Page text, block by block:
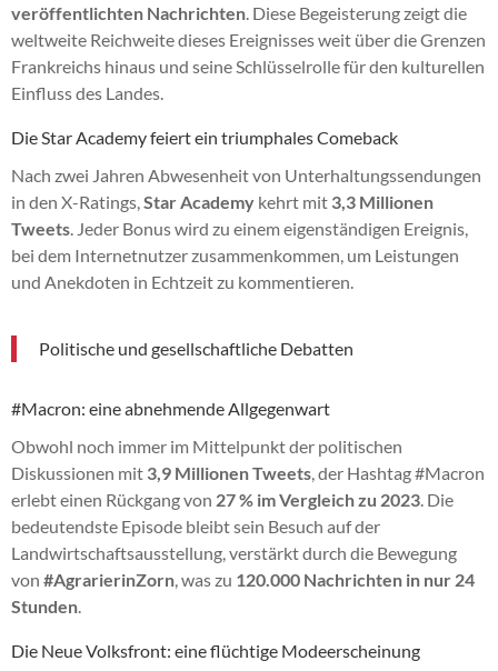
veröffentlichten Nachrichten . Diese Begeisterung zeigt die
weltweite Reichweite dieses Ereignisses weit über die Grenzen
Frankreichs hinaus und seine Schlüsselrolle für den kulturellen
Einfluss des Landes.
Die Star Academy feiert ein triumphales Comeback
Nach zwei Jahren Abwesenheit von Unterhaltungssendungen
in den X-Ratings, Star Academy kehrt mit 3,3 Millionen
Tweets . Jeder Bonus wird zu einem eigenständigen Ereignis,
bei dem Internetnutzer zusammenkommen, um Leistungen
und Anekdoten in Echtzeit zu kommentieren.
Politische und gesellschaftliche Debatten
#Macron: eine abnehmende Allgegenwart
Obwohl noch immer im Mittelpunkt der politischen
Diskussionen mit 3,9 Millionen Tweets , der Hashtag #Macron
erlebt einen Rückgang von 27 % im Vergleich zu 2023 . Die
bedeutendste Episode bleibt sein Besuch auf der
Landwirtschaftsausstellung, verstärkt durch die Bewegung
von #AgrarierinZorn , was zu 120.000 Nachrichten in nur 24
Stunden
Die Neue Volksfront: eine flüchtige Modeerscheinung